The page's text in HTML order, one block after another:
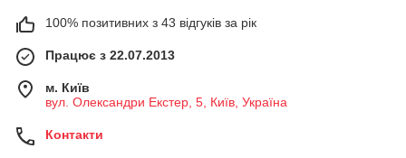
100% позитивних з 43 відгуків за рік
Працює з 22.07.2013
м. Київ
вул. Олександри Екстер, 5, Київ, Україна
Контакти